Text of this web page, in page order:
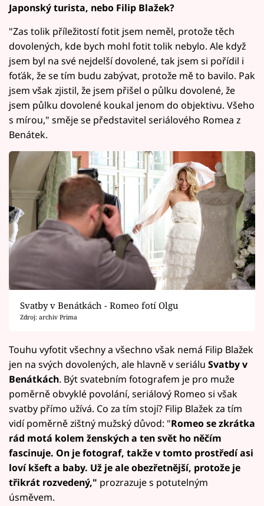
Japonský turista, nebo Filip Blažek?
"Zas tolik příležitostí fotit jsem neměl, protože těch
dovolených, kde bych mohl fotit tolik nebylo. Ale když
jsem byl na své nejdelší dovolené, tak jsem si pořídil i
foťák, že se tím budu zabývat, protože mě to bavilo. Pak
jsem však zjistil, že jsem přišel o půlku dovolené, že
jsem půlku dovolené koukal jenom do objektivu. Všeho
s mírou," směje se představitel seriálového Romea z
Benátek.
Svatby v Benátkách - Romeo fotí Olgu
Zdroj: archiv Prima
Touhu vyfotit všechny a všechno však nemá Filip Blažek
jen na svých dovolených, ale hlavně v seriálu Svatby v
Benátkách. Být svatebním fotografem je pro muže
poměrně obvyklé povolání, seriálový Romeo si však
svatby přímo užívá. Co za tím stojí? Filip Blažek za tím
vidí poměrně zištný mužský důvod: "Romeo se zkrátka
rád motá kolem ženských a ten svět ho něčím
fascinuje. On je fotograf, takže v tomto prostředí asi
loví kšeft a baby. Už je ale obezřetnější, protože je
třikrát rozvedený," prozrazuje s potutelným
úsměvem.